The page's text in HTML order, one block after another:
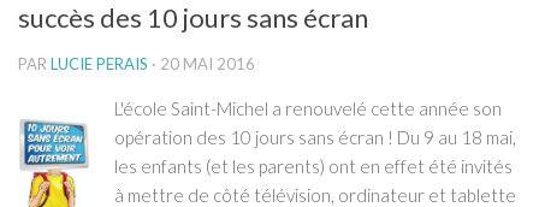
L’équipe pédagogique de l’école
Le projet éducatif de l’école
Le règlement intérieur de l’école
Conseil d’Établissement
succès des 10 jours sans écran
PAR LUCIE PERAIS · 20 MAI 2016
L'école Saint-Michel a renouvelé cette année son
opération des 10 jours sans écran ! Du 9 au 18 mai,
les enfants (et les parents) ont en effet été invités
à mettre de côté télévision, ordinateur et tablette